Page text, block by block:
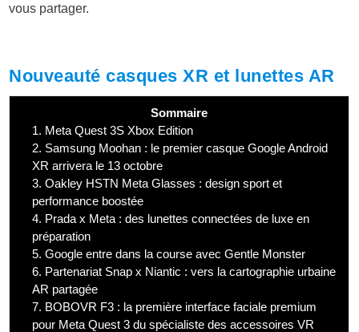
vous partager.
Nouveauté casques XR et lunettes AR
Sommaire
1. Meta Quest 3S Xbox Edition
2. Samsung Moohan : le premier casque Google Android
XR arrivera le 13 octobre
3. Oakley HSTN Meta Glasses : design sport et
performance boostée
4. Prada x Meta : des lunettes connectées de luxe en
préparation
5. Google entre dans la course avec Gentle Monster
6. Partenariat Snap x Niantic : vers la cartographie urbaine
AR partagée
7. BOBOVR F3 : la première interface faciale premium
pour Meta Quest 3 du spécialiste des accessoires VR